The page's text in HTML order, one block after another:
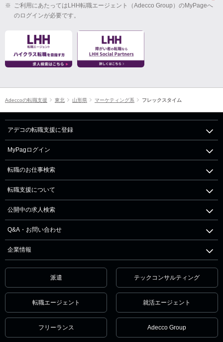
※ ご利用にあたってはLHH転職エージェント（Adecco Group）のMyPageへ
のログインが必要です。
Adeccoの転職支援 東北 山形県 マーケティング系 フレックスタイム
アデコの転職支援に登録
MyPagログイン
転職のお仕事検索
転職支援について
公開中の求人検索
Q&A・お問い合わせ
企業情報
派遣 テックコンサルティング
転職エージェント 就活エージェント
フリーランス Adecco Group